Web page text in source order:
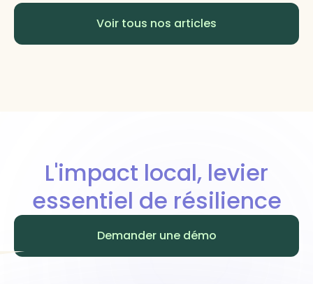
Voir tous nos articles
L'impact local, levier
essentiel de résilience
Demander une démo